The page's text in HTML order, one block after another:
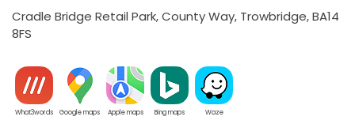
Cradle Bridge Retail Park, County Way, Trowbridge, BA14
8FS
What3words Google maps Apple maps Bing maps Waze